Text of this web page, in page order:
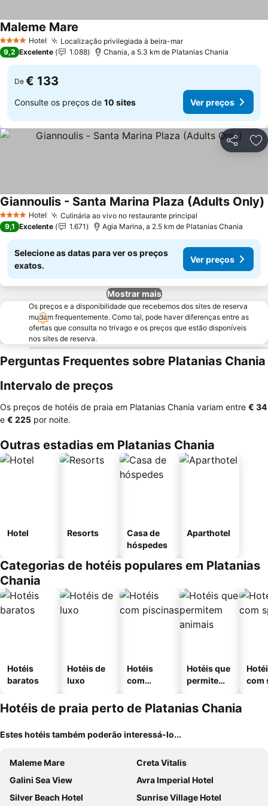
4 EstrelasHotel Localização privilegiada à beira-marVer preços
Maleme Mare
9,2 Excelente 1.088 Chania, a 5.3 km de Platanias Chania
De € 133
Consulte os preços de 10 sites Ver preços
Partilhar
4 EstrelasHotel Culinária ao vivo no restaurante principal
Giannoulis - Santa Marina Plaza (Adults Only)
9,1 Excelente 1.671 Agia Marina, a 2.5 km de Platanias Chania
Selecione as datas para ver os preços
exatos.
Ver preços
Mostrar mais
Os preços e a disponibilidade que recebemos dos sites de reserva
mudam frequentemente. Como tal, pode haver diferenças entre as
ofertas que consulta no trivago e os preços que estão disponíveis
nos sites de reserva.
Perguntas Frequentes sobre Platanias Chania
Intervalo de preços
Os preços de hotéis de praia em Platanias Chania variam entre ‎€ 34
e ‎€ 225 por noite.
Outras estadias em Platanias Chania
Hotel Resorts
Casa de
hóspedes
Aparthotel
Categorias de hotéis populares em Platanias
Chania
Hotéis
baratos
Hotéis de
luxo
Hotéis
com
Hotéis que
permitem
com
Hotéis de praia perto de Platanias Chania
Estes hotéis também poderão interessá-lo...
Maleme Mare
Creta Vitalis
Galini Sea View
Avra Imperial Hotel
Silver Beach Hotel
Sunrise Village Hotel